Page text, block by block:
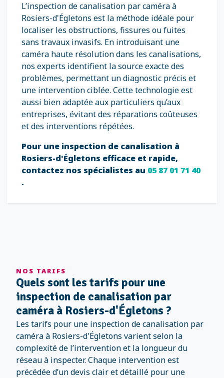
L’inspection de canalisation par caméra à
Rosiers-d'Égletons est la méthode idéale pour
localiser les obstructions, fissures ou fuites
sans travaux invasifs. En introduisant une
caméra haute résolution dans les canalisations,
nos experts identifient la source exacte des
problèmes, permettant un diagnostic précis et
une intervention ciblée. Cette technologie est
aussi bien adaptée aux particuliers qu’aux
entreprises, évitant des réparations coûteuses
et des interventions répétées.
Pour une inspection de canalisation à
Rosiers-d'Égletons efficace et rapide,
contactez nos spécialistes au 05 87 01 71 40
.
NOS TARIFS
Quels sont les tarifs pour une
inspection de canalisation par
caméra à Rosiers-d'Égletons ?
Les tarifs pour une inspection de canalisation par
caméra à Rosiers-d'Égletons varient selon la
complexité de l’intervention et la longueur du
réseau à inspecter. Chaque intervention est
précédée d’un devis clair et détaillé pour une